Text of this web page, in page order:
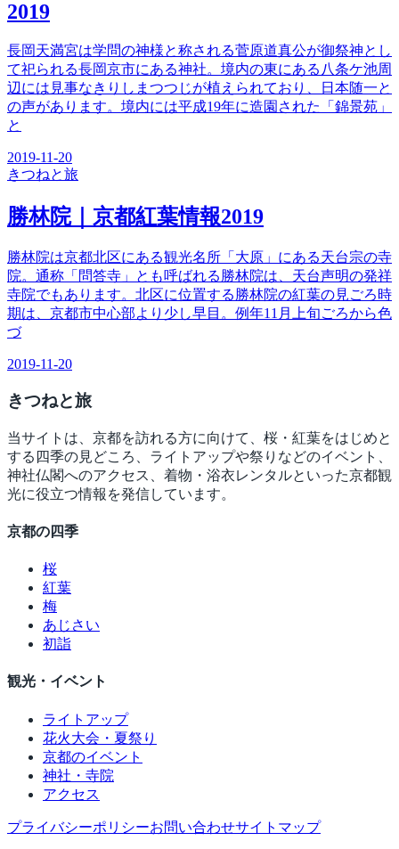
2019
長岡天満宮は学問の神様と称される菅原道真公が御祭神とし
て祀られる長岡京市にある神社。境内の東にある八条ケ池周
辺には見事なきりしまつつじが植えられており、日本随一と
の声があります。境内には平成19年に造園された「錦景苑」
と
2019-11-20
きつねと旅
勝林院｜京都紅葉情報2019
勝林院は京都北区にある観光名所「大原」にある天台宗の寺
院。通称「問答寺」とも呼ばれる勝林院は、天台声明の発祥
寺院でもあります。北区に位置する勝林院の紅葉の見ごろ時
期は、京都市中心部より少し早目。例年11月上旬ごろから色
づ
2019-11-20
きつねと旅
当サイトは、京都を訪れる方に向けて、桜・紅葉をはじめと
する四季の見どころ、ライトアップや祭りなどのイベント、
神社仏閣へのアクセス、着物・浴衣レンタルといった京都観
光に役立つ情報を発信しています。
京都の四季
桜
紅葉
梅
あじさい
初詣
観光・イベント
ライトアップ
花火大会・夏祭り
京都のイベント
神社・寺院
アクセス
プライバシーポリシーお問い合わせサイトマップ